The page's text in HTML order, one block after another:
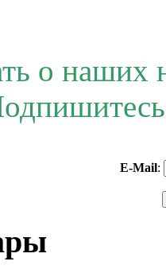
о наших
E-Mail: